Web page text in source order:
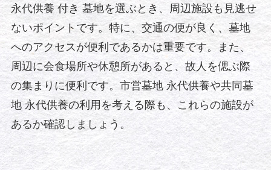
永代供養 付き 墓地を選ぶとき、周辺施設も見逃せ
ないポイントです。特に、交通の便が良く、墓地
へのアクセスが便利であるかは重要です。また、
周辺に会食場所や休憩所があると、故人を偲ぶ際
の集まりに便利です。市営墓地 永代供養や共同墓
地 永代供養の利用を考える際も、これらの施設が
あるか確認しましょう。